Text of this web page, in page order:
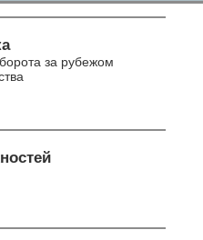
за рубежом